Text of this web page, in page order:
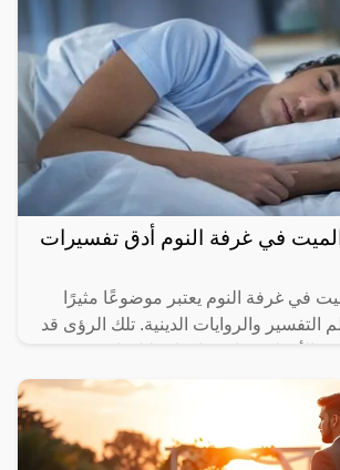
في غرفة النوم أدق تفسيرات
في غرفة النوم يعتبر موضوعًا مثيرًا
التفسير والروايات الدينية. تلك الرؤى قد